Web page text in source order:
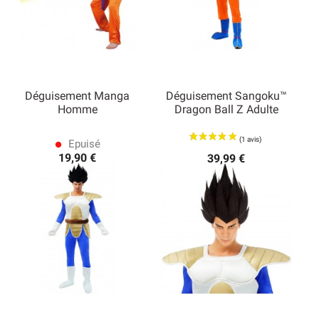
Déguisement Manga
Homme
lens Epuisé
19,90 €
Déguisement Sangoku™
Dragon Ball Z Adulte
39,99 €